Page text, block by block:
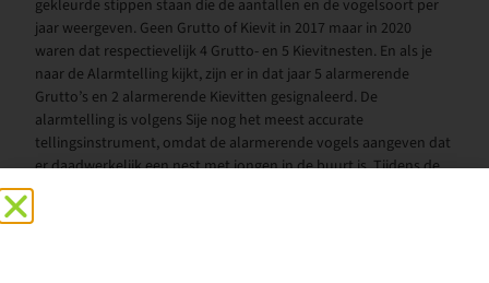
gekleurde stippen staan die de aantallen en de vogelsoort per
jaar weergeven. Geen Grutto of Kievit in 2017 maar in 2020
waren dat respectievelijk 4 Grutto- en 5 Kievitnesten. En als je
naar de Alarmtelling kijkt, zijn er in dat jaar 5 alarmerende
Grutto’s en 2 alarmerende Kievitten gesignaleerd. De
alarmtelling is volgens Sije nog het meest accurate
tellingsinstrument, omdat de alarmerende vogels aangeven dat
er daadwerkelijk een nest met jongen in de buurt is. Tijdens de